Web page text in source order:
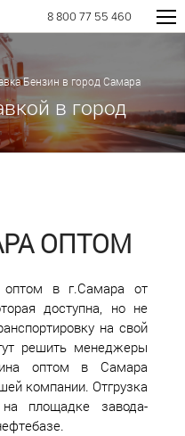
8 800 77 55 460
Бензин в город Самара
в город
ОПТОМ
оптом в г.Самара от
доступна, но не
на свой
решить менеджеры
оптом в Самара
компании. Отгрузка
на площадке завода-